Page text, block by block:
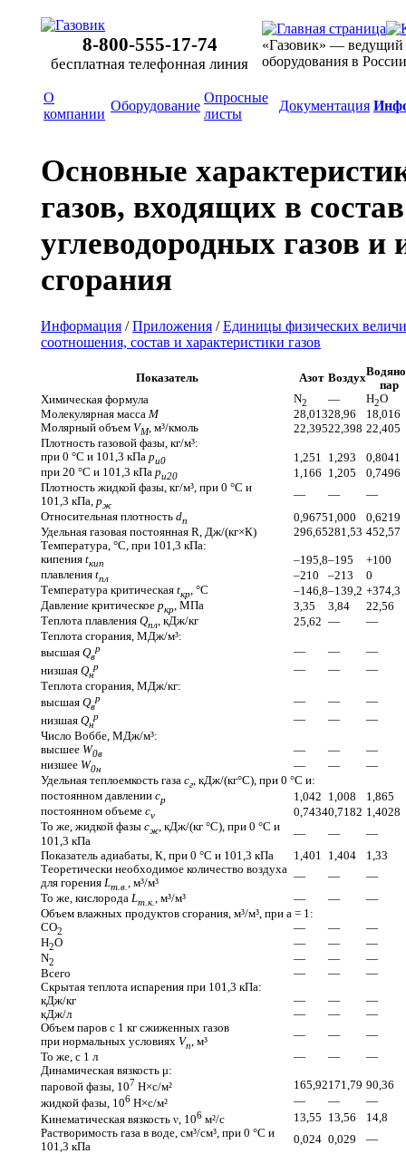
8-800-555-17-74
бесплатная телефонная линия
«Газовик» — ведущий
оборудования в России
О
компании
Оборудование
Опросные
листы
Документация
Основные
газов, входящих в состав
углеводородных газов и
сгорания
Информация /Приложения /Единицы физических
соотношения, состав и характеристики газов
Показатель Азот Воздух
пар
Химическая формула
N2 — H2O
Молекулярная масса M 28,01328,96
18,016
Молярный объем VМ, м³/кмоль 22,39522,398 22,405
Плотность газовой фазы, кг/м³:
при 0 °С и 101,3 кПа рu0 1,251 1,293
0,8041
при 20 °С и 101,3 кПа pu20 1,166 1,205
0,7496
Плотность жидкой фазы, кг/м³, при 0 °С и
101,3 кПа, рж
— —
—
Относительная плотность dn 0,96751,000
0,6219
Удельная газовая постоянная R, Дж/(кг×К) 296,65281,53 452,57
Температура, °С, при 101,3 кПа:
кипения tкип –195,8–195
+100
плавления tпл –210 –213
0
Температура критическая tкр, °С –146,8–139,2 +374,3
Давление критическое ркр, МПа 3,35 3,84
22,56
Теплота плавления Qпл, кДж/кг 25,62 —
—
Теплота сгорания, МДж/м³:
высшая Qв
р — —
—
низшая Qн
р — —
—
Теплота сгорания, МДж/кг:
высшая Qв
р — —
—
низшая Qн
р — —
—
Число Воббе, МДж/м³:
высшее W0в — —
—
низшее W0н — —
—
Удельная теплоемкость газа cг, кДж/(кг°С), при 0 °С и:
постоянном давлении ср 1,042 1,008
1,865
постоянном объеме сv 0,74340,7182 1,4028
То же, жидкой фазы сж, кДж/(кг °С), при 0 °С и
101,3 кПа
— —
—
Показатель адиабаты, К, при 0 °С и 101,3 кПа 1,401 1,404
1,33
Теоретически необходимое количество воздуха
для горения Lт.в. , м³/м³ — —
—
То же, кислорода Lт.к. , м³/м³ — —
—
Объем влажных продуктов сгорания, м³/м³, при а = 1:
CO2 — —
—
H2O — —
—
N2 — —
—
Всего
— —
—
Скрытая теплота испарения при 101,3 кПа:
кДж/кг
— —
—
кДж/л
— —
—
Объем паров с 1 кг сжиженных газов
при нормальных условиях Vп, м³ — —
—
То же, с 1 л
— —
—
Динамическая вязкость μ:
паровой фазы, 107 Н×с/м² 165,92171,79 90,36
жидкой фазы, 106 Н×с/м² — —
—
Кинематическая вязкость ν, 106 м²/с 13,55 13,56
14,8
Растворимость газа в воде, см³/см³, при 0 °С и
101,3 кПа
0,024 0,029 —